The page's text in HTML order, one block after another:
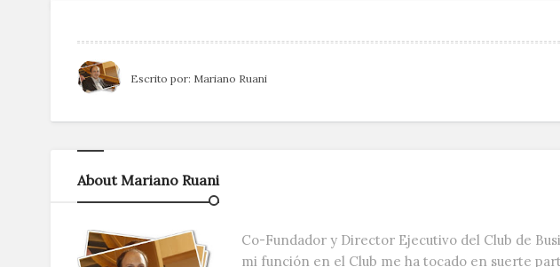
Escrito por: Mariano Ruani
About Mariano Ruani
Co-Fundador y Director Ejecutivo del Club de
mi función en el Club me ha tocado en suerte